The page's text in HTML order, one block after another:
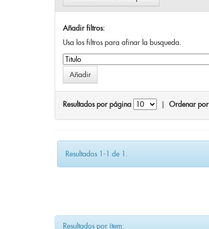
Añadir filtros:
Usa los filtros para afinar la busqueda.
Resultados por página Ordenar por
Resultados 1-1 de 1.
Resultados por ítem: